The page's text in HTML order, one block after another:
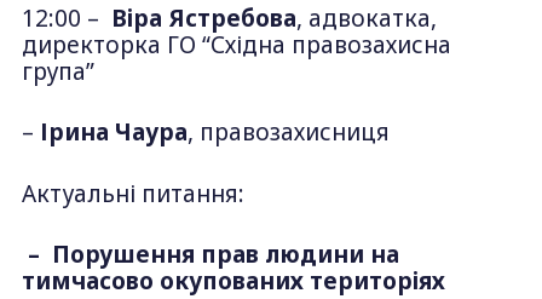
12:00 – Віра Ястребова, адвокатка,
директорка ГО “Східна правозахисна
група”
– Ірина Чаура, правозахисниця
Актуальні питання:
– Порушення прав людини на
тимчасово окупованих територіях